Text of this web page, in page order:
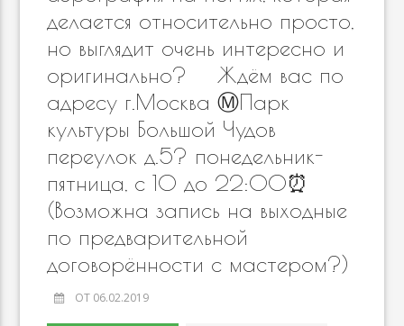
делается относительно просто,
но выглядит очень интересно и
оригинально? ⠀ Ждём вас по
адресу г.Москва Ⓜ️Парк
культуры Большой Чудов
переулок д.5? понедельник-
пятница, с 10 до 22:00⏰
(Возможна запись на выходные
по предварительной
договорённости с мастером?)
ОТ 06.02.2019